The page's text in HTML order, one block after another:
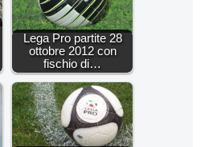
Lega Pro partite 28
ottobre 2012 con
fischio di…